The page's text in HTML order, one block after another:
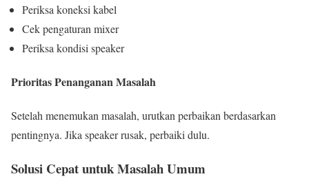
Periksa koneksi kabel
Cek pengaturan mixer
Periksa kondisi speaker
Prioritas Penanganan Masalah
Setelah menemukan masalah, urutkan perbaikan berdasarkan
pentingnya. Jika speaker rusak, perbaiki dulu.
Solusi Cepat untuk Masalah Umum